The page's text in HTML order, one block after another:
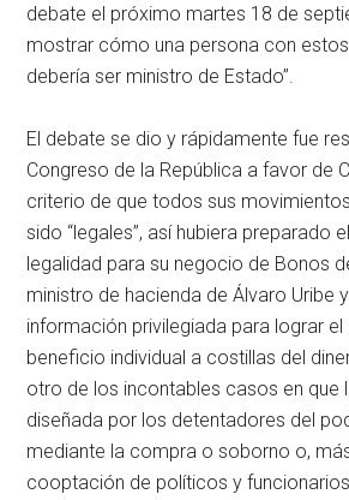
debate el próximo martes 18 de
mostrar cómo una persona con
debería ser ministro de Estado”.
El debate se dio y rápidamente fue
Congreso de la República a favor de
criterio de que todos sus
sido “legales”, así hubiera preparado
legalidad para su negocio de Bonos
ministro de hacienda de Álvaro Uribe
información privilegiada para lograr el
beneficio individual a costillas del
otro de los incontables casos en que
diseñada por los detentadores del
mediante la compra o soborno o,
cooptación de políticos y